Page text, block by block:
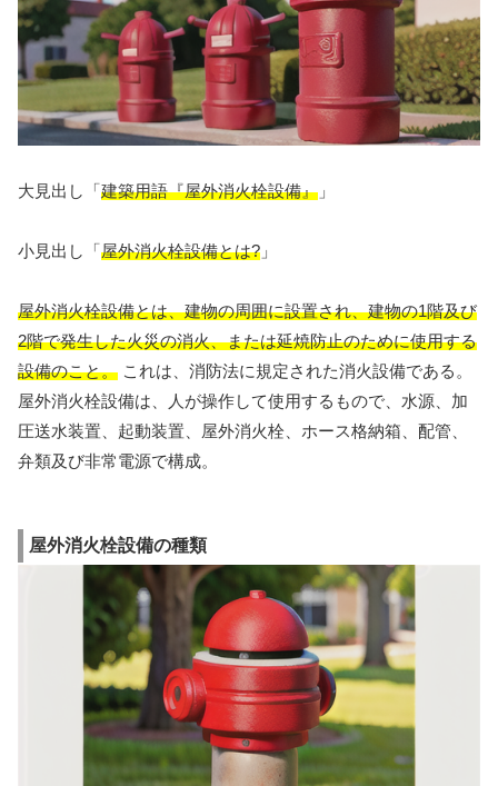
大見出し「建築用語『屋外消火栓設備』 」
小見出し「屋外消火栓設備とは? 」
屋外消火栓設備とは、建物の周囲に設置され、建物の1階及び
2階で発生した火災の消火、または延焼防止のために使用する
設備のこと。 これは、消防法に規定された消火設備である。
屋外消火栓設備は、人が操作して使用するもので、水源、加
圧送水装置、起動装置、屋外消火栓、ホース格納箱、配管、
弁類及び非常電源で構成。
屋外消火栓設備の種類